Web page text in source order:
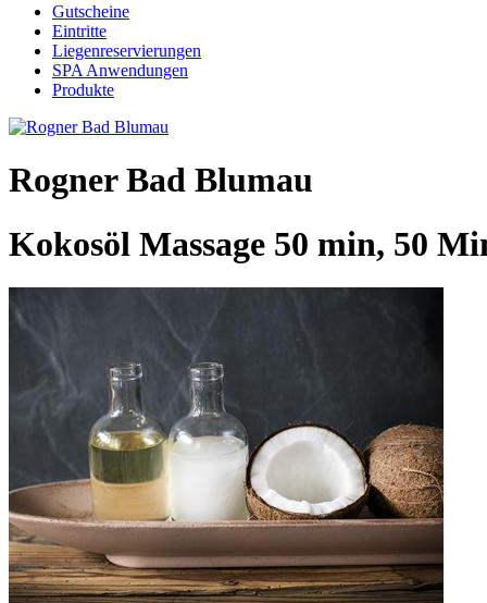
Gutscheine
Eintritte
Liegenreservierungen
SPA Anwendungen
Produkte
Rogner Bad Blumau
Kokosöl Massage 50 min, 50